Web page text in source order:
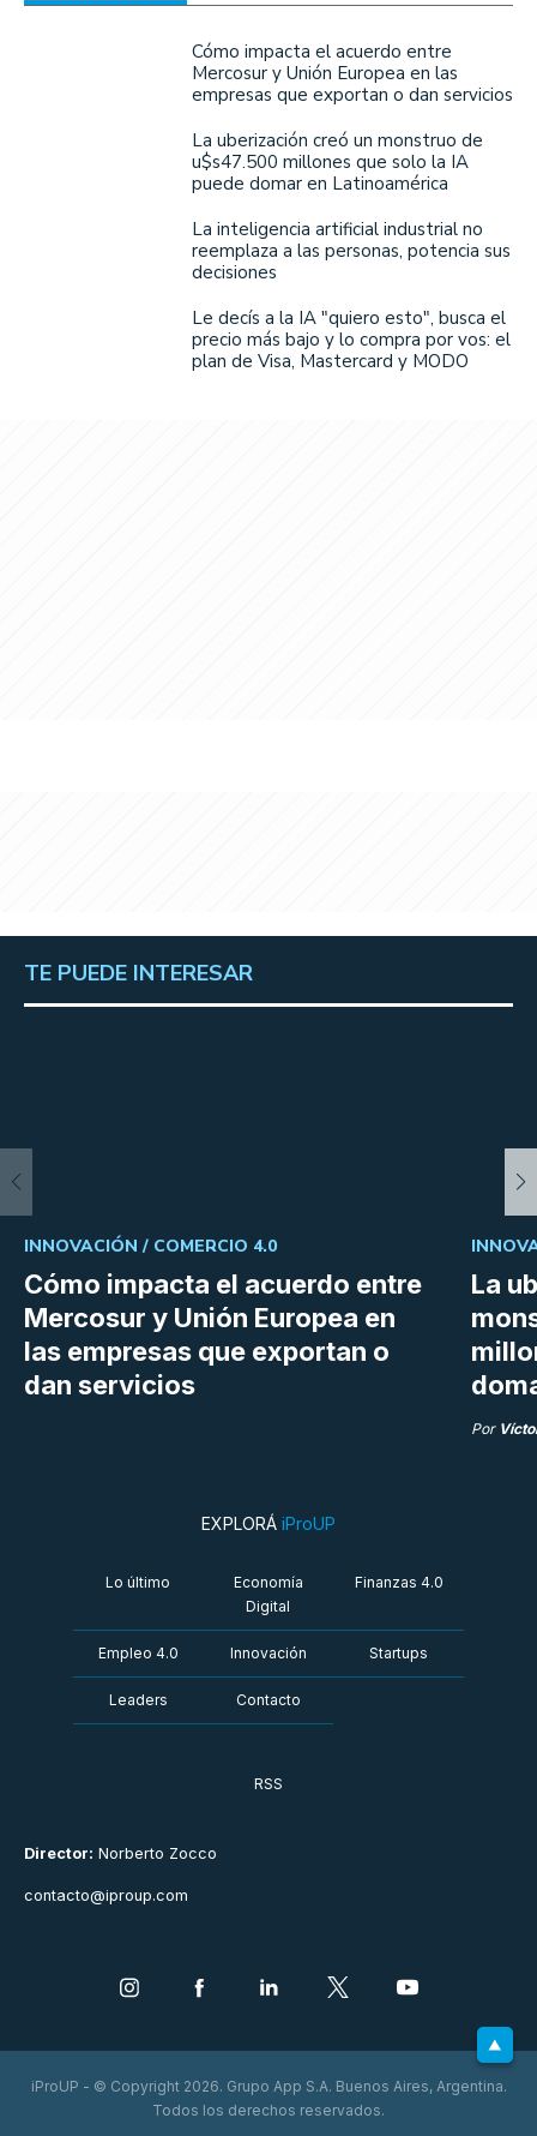
Cómo impacta el acuerdo entre
Mercosur y Unión Europea en las
empresas que exportan o dan servicios
La uberización creó un monstruo de
u$s47.500 millones que solo la IA
puede domar en Latinoamérica
La inteligencia artificial industrial no
reemplaza a las personas, potencia sus
decisiones
Le decís a la IA "quiero esto", busca el
precio más bajo y lo compra por vos: el
plan de Visa, Mastercard y MODO
TE PUEDE INTERESAR
Cómo impacta el acuerdo entre
Mercosur y Unión Europea en
las empresas que exportan o
dan servicios
INNOVACIÓN / COMERCIO 4.0
La
Por
Director: Norberto Zocco
contacto@iproup.com
EXPLORÁ iProUP
Lo último
Economía
Digital
Finanzas 4.0
Empleo 4.0 Innovación Startups
Leaders Contacto
RSS
iProUP - © Copyright 2026. Grupo App S.A. Buenos Aires, Argentina.
Todos los derechos reservados.